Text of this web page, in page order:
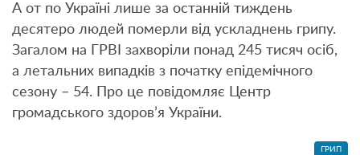
А от по Україні лише за останній тиждень
десятеро людей померли від ускладнень грипу.
Загалом на ГРВІ захворіли понад 245 тисяч осіб,
а летальних випадків з початку епідемічного
сезону – 54. Про це повідомляє Центр
громадського здоров’я України.
ГРИП